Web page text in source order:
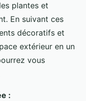
plantes et
En suivant ces
décoratifs et
extérieur en un
vous
: